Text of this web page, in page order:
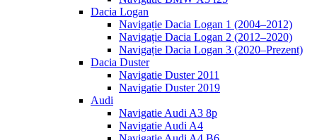
Dacia Logan
Navigație Dacia Logan 1 (2004–2012)
Navigație Dacia Logan 2 (2012–2020)
Navigație Dacia Logan 3 (2020–Prezent)
Dacia Duster
Navigatie Duster 2011
Navigatie Duster 2019
Audi
Navigatie Audi A3 8p
Navigatie Audi A4